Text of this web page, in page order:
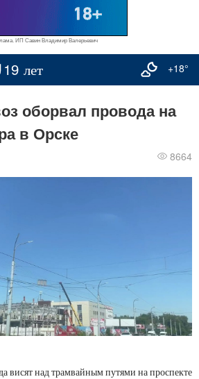
ИП Савин Владимир Валерьевич
+18°
оборвал провода на
в Орске
8664
висят над трамвайным путями на проспекте